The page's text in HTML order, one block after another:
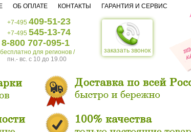
заказать звонок
+7-495 409-51-23
+7-495 545-13-74
8-800 707-095-1
для регионов /
пн.- вс. c 10 до 19.00
ОБ ОПЛАТЕ КОНТАКТЫ ГАРАНТИЯ И СЕРВИС